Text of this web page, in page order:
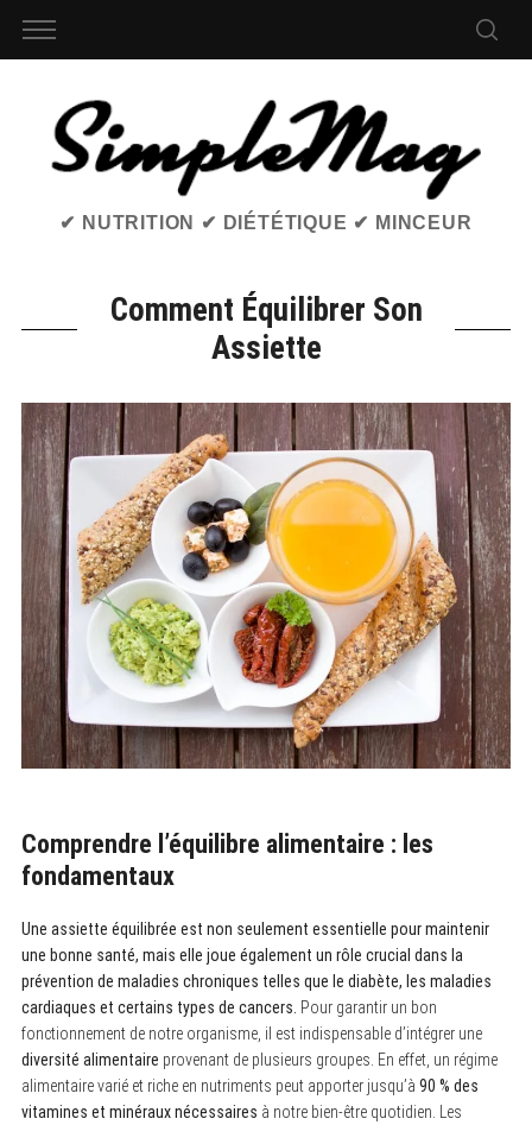
✔ NUTRITION ✔ DIÉTÉTIQUE ✔ MINCEUR
Comment Équilibrer Son
Assiette
Comprendre l’équilibre alimentaire : les
fondamentaux
Une assiette équilibrée est non seulement essentielle pour maintenir
une bonne santé, mais elle joue également un rôle crucial dans la
prévention de maladies chroniques telles que le diabète, les maladies
cardiaques et certains types de cancers. Pour garantir un bon
fonctionnement de notre organisme, il est indispensable d’intégrer une
diversité alimentaire provenant de plusieurs groupes. En effet, un régime
alimentaire varié et riche en nutriments peut apporter jusqu’à 90 % des
vitamines et minéraux nécessaires à notre bien-être quotidien. Les